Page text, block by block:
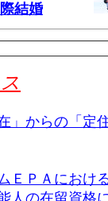
結婚
」からの「
ＥＰＡにおけ
人の在留資格